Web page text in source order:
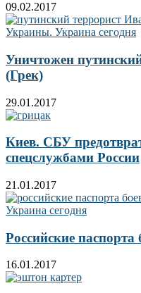
09.02.2017
Уничтожен
(Грек)
29.01.2017
Киев. СБУ
спецслужбами России
21.01.2017
Российские
16.01.2017